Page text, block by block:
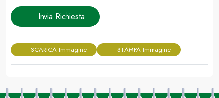
Invia Richiesta
SCARICA Immagine STAMPA Immagine